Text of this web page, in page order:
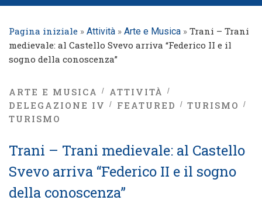
Pagina iniziale » Attività » Arte e Musica » Trani – Trani
medievale: al Castello Svevo arriva “Federico II e il
sogno della conoscenza”
ARTE E MUSICA
ATTIVITÀ
DELEGAZIONE IV
FEATURED
TURISMO
TURISMO
Trani – Trani medievale: al Castello
Svevo arriva “Federico II e il sogno
della conoscenza”